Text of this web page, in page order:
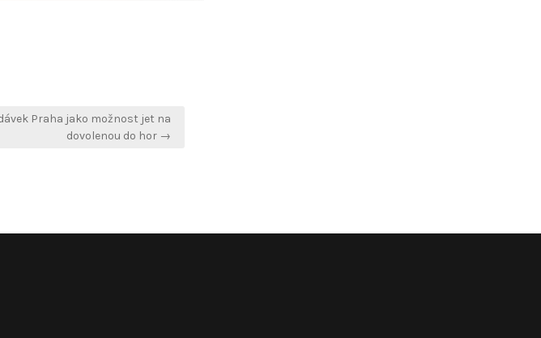
Praha jako možnost jet na
dovolenou do hor →